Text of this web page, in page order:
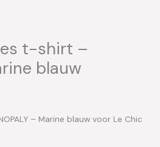
t-shirt –
blauw
– Marine blauw voor Le Chic